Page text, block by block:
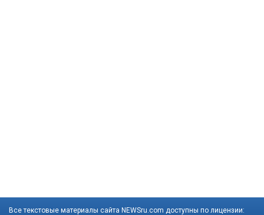
Все текстовые материалы сайта NEWSru.com доступны по лицензии: